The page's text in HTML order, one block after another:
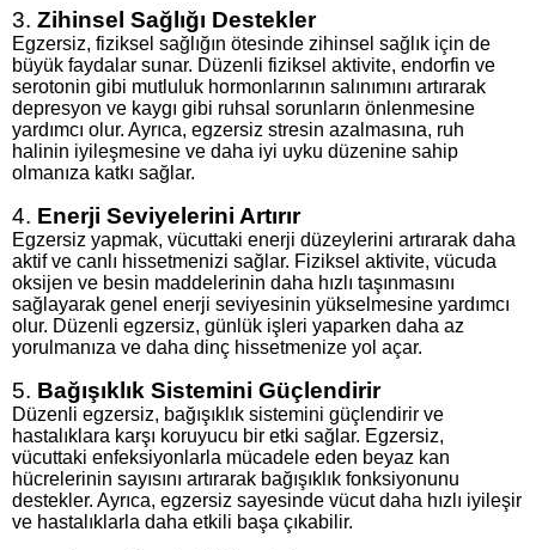
3. Zihinsel Sağlığı Destekler
Egzersiz, fiziksel sağlığın ötesinde zihinsel sağlık için de
büyük faydalar sunar. Düzenli fiziksel aktivite, endorfin ve
serotonin gibi mutluluk hormonlarının salınımını artırarak
depresyon ve kaygı gibi ruhsal sorunların önlenmesine
yardımcı olur. Ayrıca, egzersiz stresin azalmasına, ruh
halinin iyileşmesine ve daha iyi uyku düzenine sahip
olmanıza katkı sağlar.
4. Enerji Seviyelerini Artırır
Egzersiz yapmak, vücuttaki enerji düzeylerini artırarak daha
aktif ve canlı hissetmenizi sağlar. Fiziksel aktivite, vücuda
oksijen ve besin maddelerinin daha hızlı taşınmasını
sağlayarak genel enerji seviyesinin yükselmesine yardımcı
olur. Düzenli egzersiz, günlük işleri yaparken daha az
yorulmanıza ve daha dinç hissetmenize yol açar.
5. Bağışıklık Sistemini Güçlendirir
Düzenli egzersiz, bağışıklık sistemini güçlendirir ve
hastalıklara karşı koruyucu bir etki sağlar. Egzersiz,
vücuttaki enfeksiyonlarla mücadele eden beyaz kan
hücrelerinin sayısını artırarak bağışıklık fonksiyonunu
destekler. Ayrıca, egzersiz sayesinde vücut daha hızlı iyileşir
ve hastalıklarla daha etkili başa çıkabilir.